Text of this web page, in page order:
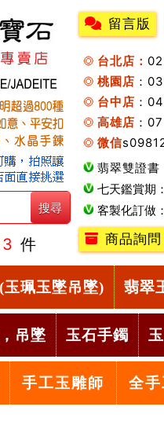
件
留言版
台北店：
桃園店 ：
台中店 ：
高雄店 ：
微信
翡翠雙證書
七天鑑賞期
客製化訂做
商品詢問
玉珮玉墜吊墜) 翡翠
吊墜 玉石手鐲
手工玉雕師 全